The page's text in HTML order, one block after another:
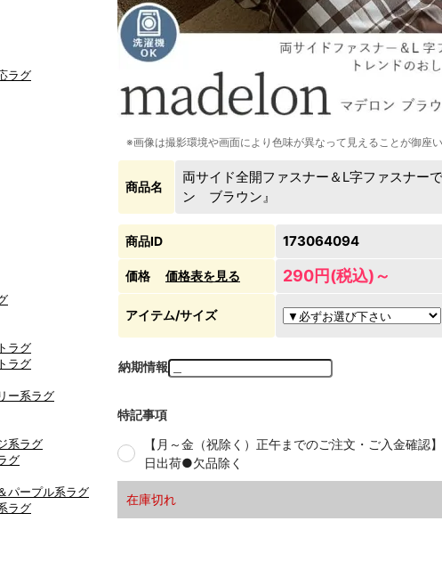
ラグ
ラグ
ラグ
ー系ラグ
系ラグ
グ
パープル系ラグ
ラグ
※画像は撮影環境や画面により色味が異なって見えることが御座
商品名
両サイド全開ファスナー＆L字ファスナ
ン ブラウン』
商品ID 173064094
価格 価格表を見る 290円(税込)～
アイテム/サイズ
納期情報
特記事項
【月～金（祝除く）正午までのご注文・ご入金確認
日出荷●欠品除く
在庫切れ